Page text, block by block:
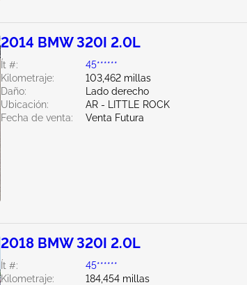
2014 BMW 320I 2.0L
Ít #:
45******
Kilometraje:
103,462 millas
Daño:
Lado derecho
Ubicación:
AR - LITTLE ROCK
Fecha de venta:
Venta Futura
2018 BMW 320I 2.0L
Ít #:
45******
Kilometraje:
184,454 millas